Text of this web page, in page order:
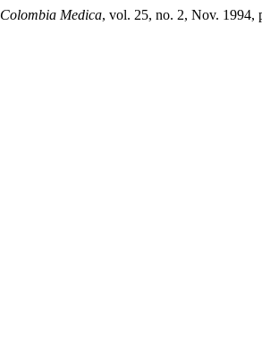
Colombia Medica, vol. 25, no. 2, Nov. 1994,